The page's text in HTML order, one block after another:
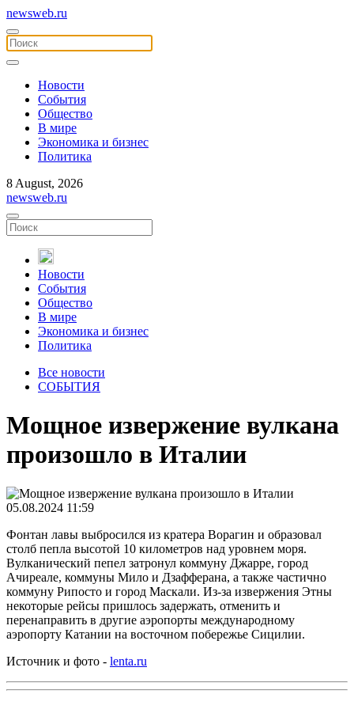
newsweb.ru
Новости
События
Общество
В мире
Экономика и бизнес
Политика
8 August, 2026
newsweb.ru
Новости
События
Общество
В мире
Экономика и бизнес
Политика
Все новости
СОБЫТИЯ
Мощное извержение вулкана
произошло в Италии
05.08.2024 11:59
Фонтан лавы выбросился из кратера Ворагин и образовал
столб пепла высотой 10 километров над уровнем моря.
Вулканический пепел затронул коммуну Джарре, город
Ачиреале, коммуны Мило и Дзафферана, а также частично
коммуну Рипосто и город Маскали. Из-за извержения Этны
некоторые рейсы пришлось задержать, отменить и
перенаправить в другие аэропорты международному
аэропорту Катании на восточном побережье Сицилии.
Источник и фото - lenta.ru